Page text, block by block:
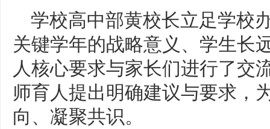
学校高中部黄校长立足学校
关键学年的战略意义、学生长
人核心要求与家长们进行了交
师育人提出明确建议与要求，
向、凝聚共识。